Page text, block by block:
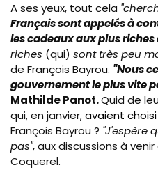
A ses yeux, tout cela
Français sont appelés à
les cadeaux aux plus riches
riches (qui) sont très peu
de François Bayrou. "Nous
gouvernement le plus vite
Mathilde Panot.Quid de
qui, en janvier,avaient
François Bayrou ? "J'espère
pas", aux discussions à
Coquerel.